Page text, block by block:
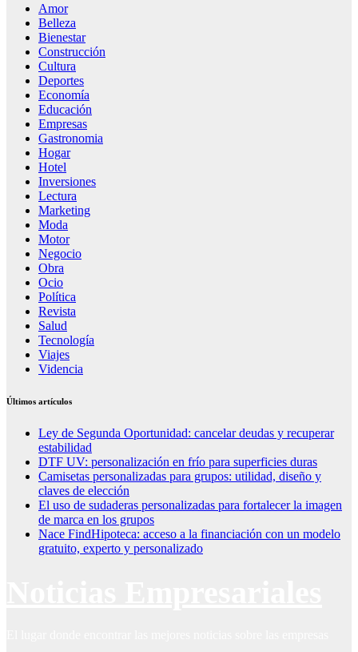
Amor
Belleza
Bienestar
Construcción
Cultura
Deportes
Economía
Educación
Empresas
Gastronomia
Hogar
Hotel
Inversiones
Lectura
Marketing
Moda
Motor
Negocio
Obra
Ocio
Política
Revista
Salud
Tecnología
Viajes
Videncia
Últimos artículos
Ley de Segunda Oportunidad: cancelar deudas y recuperar
estabilidad
DTF UV: personalización en frío para superficies duras
Camisetas personalizadas para grupos: utilidad, diseño y
claves de elección
El uso de sudaderas personalizadas para fortalecer la imagen
de marca en los grupos
Nace FindHipoteca: acceso a la financiación con un modelo
gratuito, experto y personalizado